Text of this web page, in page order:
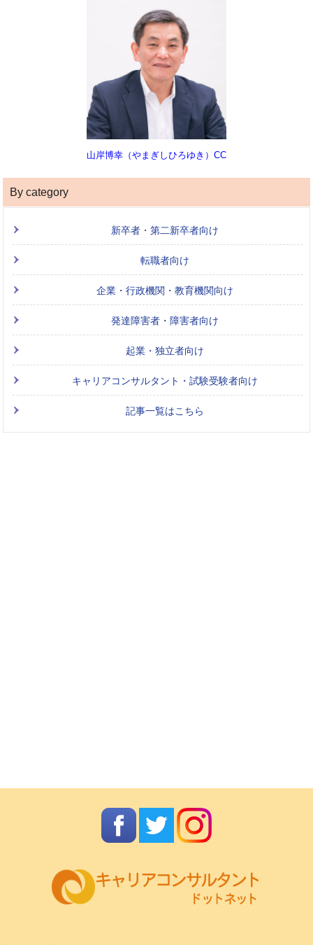
山岸博幸（やまぎしひろゆき）CC
By category
新卒者・第二新卒者向け
転職者向け
企業・行政機関・教育機関向け
発達障害者・障害者向け
起業・独立者向け
キャリアコンサルタント・試験受験者向け
記事一覧はこちら